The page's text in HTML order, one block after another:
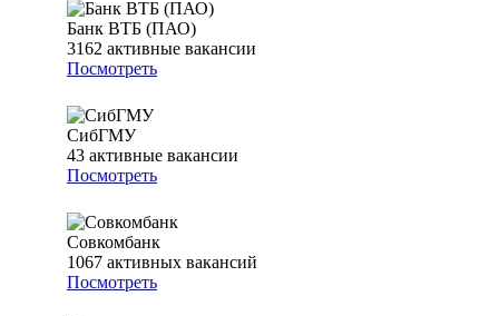
Банк ВТБ (ПАО)
3162 активные вакансии
Посмотреть
СибГМУ
43 активные вакансии
Посмотреть
Совкомбанк
1067 активных вакансий
Посмотреть